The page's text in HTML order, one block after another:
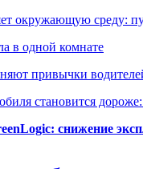
окружающую среду:
в одной комнате
привычки
становится
снижение